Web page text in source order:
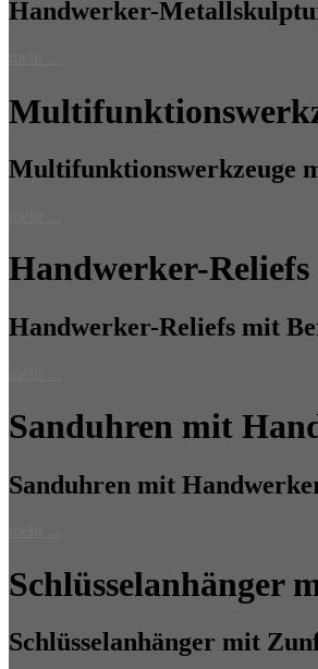
Handwerker-
Multifunktionswerkzeuge
Handwerker-
Handwerker-Reliefs mit
Sanduhren mit
Sanduhren mit
Schlüsselanhänger
Schlüsselanhänger mit